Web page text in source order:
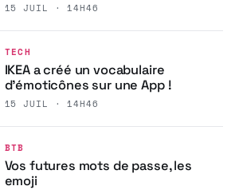
15 JUIL · 14H46
TECH
IKEA a créé un vocabulaire
d’émoticônes sur une App !
15 JUIL · 14H46
BTB
Vos futures mots de passe, les
emoji